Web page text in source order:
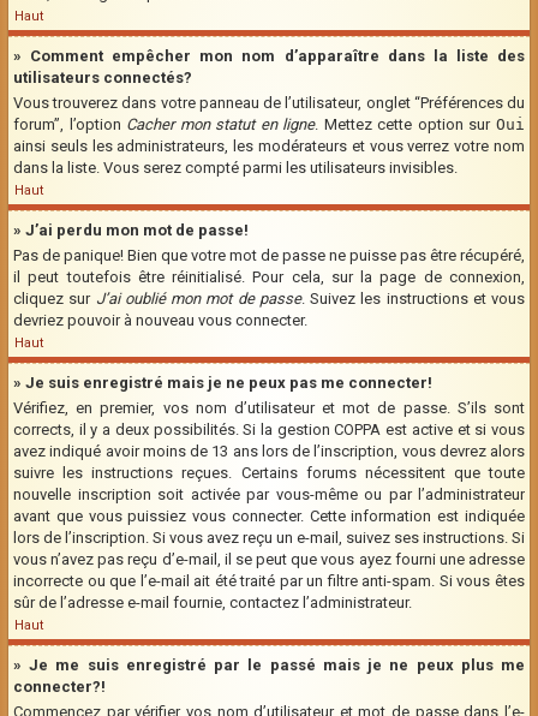
Haut
» Comment empêcher mon nom d’apparaître dans la liste des
utilisateurs connectés?
Vous trouverez dans votre panneau de l’utilisateur, onglet “Préférences du
forum”, l’option Cacher mon statut en ligne. Mettez cette option surOui
ainsi seuls les administrateurs, les modérateurs et vous verrez votre nom
dans la liste. Vous serez compté parmi les utilisateurs invisibles.
Haut
» J’ai perdu mon mot de passe!
Pas de panique! Bien que votre mot de passe ne puisse pas être récupéré,
il peut toutefois être réinitialisé. Pour cela, sur la page de connexion,
cliquez sur J’ai oublié mon mot de passe. Suivez les instructions et vous
devriez pouvoir à nouveau vous connecter.
Haut
» Je suis enregistré mais je ne peux pas me connecter!
Vérifiez, en premier, vos nom d’utilisateur et mot de passe. S’ils sont
corrects, il y a deux possibilités. Si la gestion COPPA est active et si vous
avez indiqué avoir moins de 13 ans lors de l’inscription, vous devrez alors
suivre les instructions reçues. Certains forums nécessitent que toute
nouvelle inscription soit activée par vous-même ou par l’administrateur
avant que vous puissiez vous connecter. Cette information est indiquée
lors de l’inscription. Si vous avez reçu un e-mail, suivez ses instructions. Si
vous n’avez pas reçu d’e-mail, il se peut que vous ayez fourni une adresse
incorrecte ou que l’e-mail ait été traité par un filtre anti-spam. Si vous êtes
sûr de l’adresse e-mail fournie, contactez l’administrateur.
Haut
» Je me suis enregistré par le passé mais je ne peux plus me
connecter?!
Commencez par vérifier vos nom d’utilisateur et mot de passe dans l’e-